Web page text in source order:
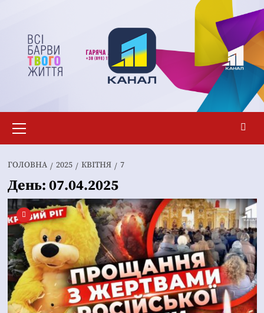
вмісту
меню
ГОЛОВНА 2025 КВІТНЯ 7
День: 07.04.2025